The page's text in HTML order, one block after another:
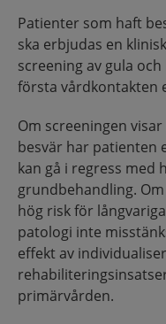
Patienter som haft
ska erbjudas en
screening av gula
första vårdkontakten
Om screeningen
besvär har patienten
kan gå i regress med
grundbehandling.
hög risk för
patologi inte
effekt av
primärvården.